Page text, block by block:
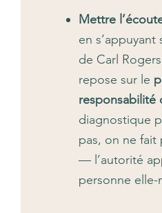
Mettre
en
de Carl
repose sur le
responsabilité
diagnostique
pas, on ne fait
— l’autorité
personne elle-